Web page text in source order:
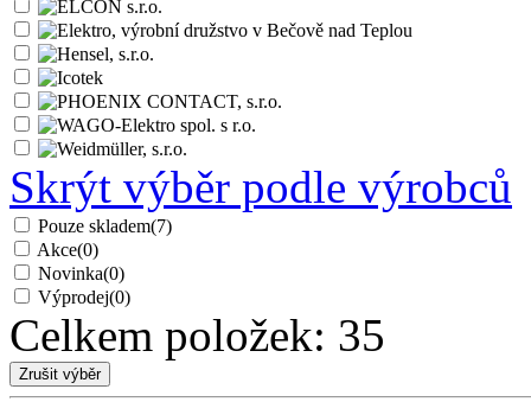
Skrýt výběr podle výrobců
Pouze skladem(7)
Akce(0)
Novinka(0)
Výprodej(0)
Celkem položek: 35